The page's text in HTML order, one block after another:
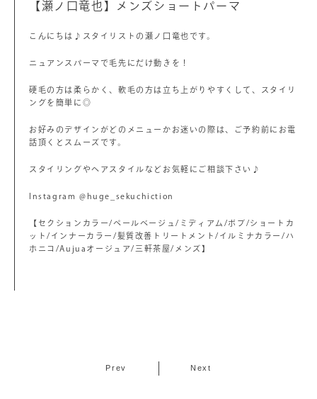
【瀬ノ口竜也】メンズショートパーマ
こんにちは♪スタイリストの瀬ノ口竜也です。
ニュアンスパーマで毛先にだけ動きを！
硬毛の方は柔らかく、軟毛の方は立ち上がりやすくして、スタイリ
ングを簡単に◎
お好みのデザインがどのメニューかお迷いの際は、ご予約前にお電
話頂くとスムーズです。
スタイリングやヘアスタイルなどお気軽にご相談下さい♪
Instagram @huge_sekuchiction
【セクションカラー/ペールベージュ/ミディアム/ボブ/ショートカ
ット/インナーカラー/髪質改善トリートメント/イルミナカラー/ハ
ホニコ/Aujuaオージュア/三軒茶屋/メンズ】
Prev Next